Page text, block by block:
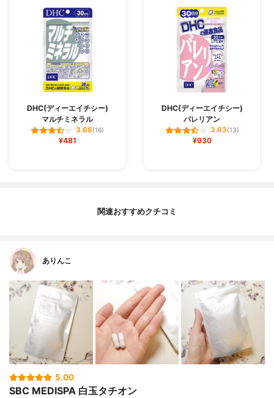
DHC(ディーエイチシー)
マルチミネラル
3.68(16)
¥481
DHC(ディーエイチシー)
バレリアン
3.63(13)
¥930
関連おすすめクチコミ
ありんこ
5.00
SBC MEDISPA 白玉タチオン